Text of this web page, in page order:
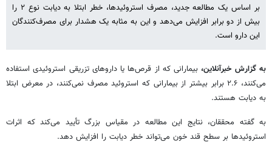
بر اساس یک مطالعه جدید، مصرف استروئیدها، خطر ابتلا به دیابت نوع ۲ را
بیش از دو برابر افزایش می‌دهد و این به مثابه یک هشدار برای مصرف‌کنندگان
این دارو است.
به گزارش خبرآنلاین، بیمارانی که از قرص‌ها یا داروهای تزریقی استروئیدی استفاده
می‌کنند، ۲.۶ برابر بیشتر از بیمارانی که استروئید مصرف نمی‌کنند، در معرض ابتلا
به دیابت هستند.
به گفته محققان، نتایج این مطالعه در مقیاس بزرگ تأیید می‌کند که اثرات
استروئیدها بر سطح قند خون می‌تواند خطر دیابت را افزایش دهد.